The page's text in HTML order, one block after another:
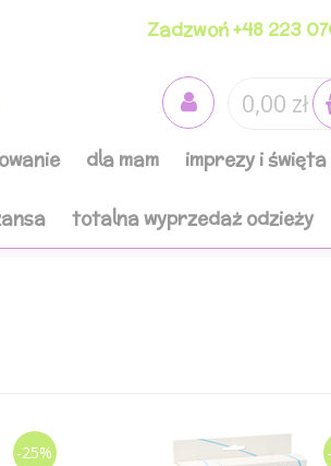
Zadzwoń +48 223
0,00 zł
dla mam imprezy i święta
totalna wyprzedaż odzieży
-25%